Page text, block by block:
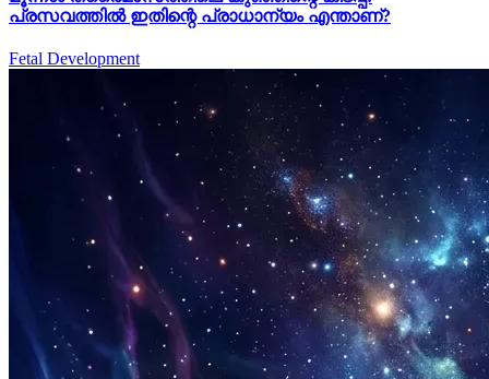
പ്രസവത്തിൽ ഇതിന്റെ പ്രാധാന്യം എന്താണ്?
Fetal Development